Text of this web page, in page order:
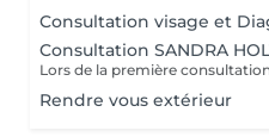
Consultation visage et
Consultation SANDRA
Rendre vous extérieur